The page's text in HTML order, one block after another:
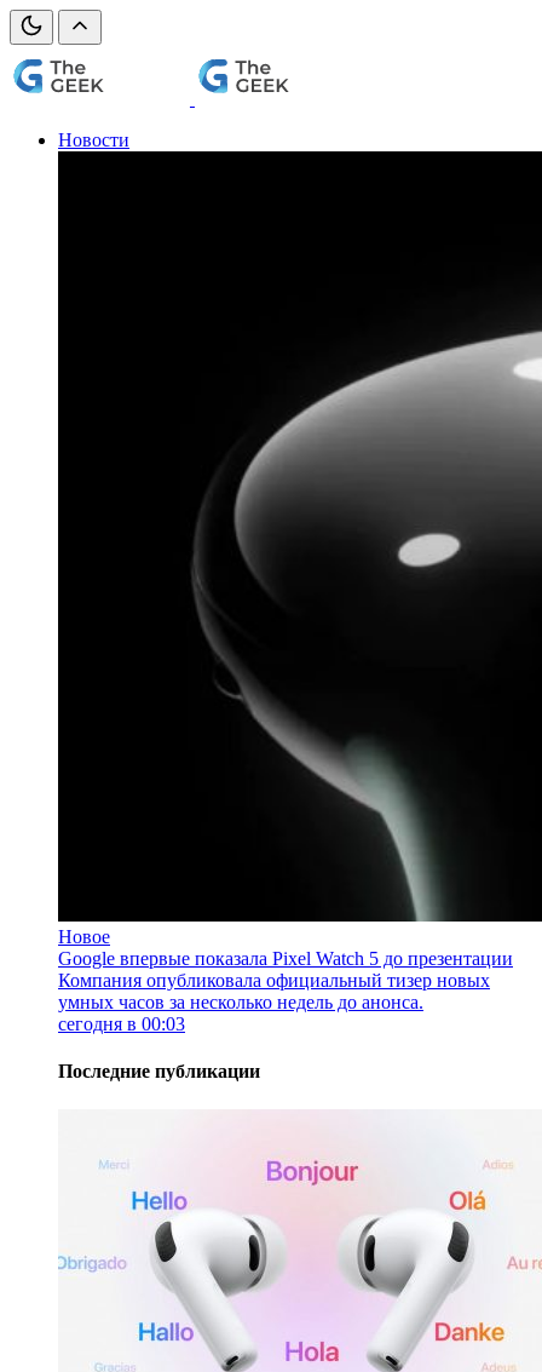
Новости
Новое
Google впервые показала Pixel Watch 5 до презентации
Компания опубликовала официальный тизер новых
умных часов за несколько недель до анонса.
сегодня в 00:03
Последние публикации